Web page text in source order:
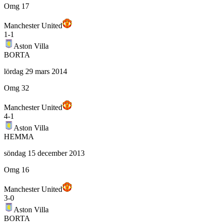
Omg 17
Manchester United
1-1
Aston Villa
BORTA
lördag 29 mars 2014
Omg 32
Manchester United
4-1
Aston Villa
HEMMA
söndag 15 december 2013
Omg 16
Manchester United
3-0
Aston Villa
BORTA